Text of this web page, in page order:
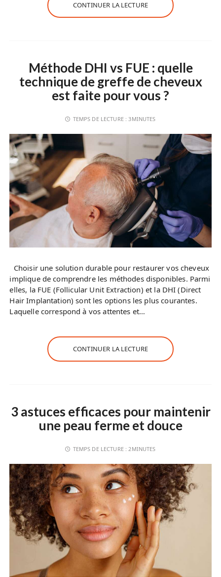
CONTINUER LA LECTURE
Méthode DHI vs FUE : quelle
technique de greffe de cheveux
est faite pour vous ?
TEMPS DE LECTURE :3MINUTES
Choisir une solution durable pour restaurer vos cheveux
implique de comprendre les méthodes disponibles. Parmi
elles, la FUE (Follicular Unit Extraction) et la DHI (Direct
Hair Implantation) sont les options les plus courantes.
Laquelle correspond à vos attentes et…
CONTINUER LA LECTURE
3 astuces efficaces pour maintenir
une peau ferme et douce
TEMPS DE LECTURE :2MINUTES